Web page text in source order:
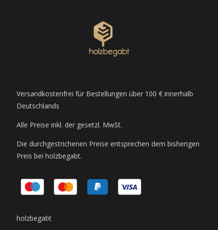
Versandkostenfrei für Bestellungen über 100 € innerhalb
Deutschlands
Alle Preise inkl. der gesetzl. MwSt.
Die durchgestrichenen Preise entsprechen dem bisherigen
Preis bei holzbegabt.
holzbegabt